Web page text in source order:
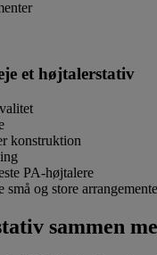
et højtalerstativ
konstruktion
PA-højtalere
små og store
sammen